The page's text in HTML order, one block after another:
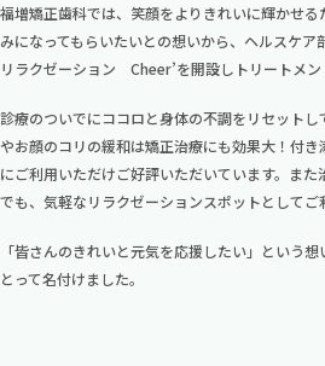
福増矯正歯科では、笑顔をよりきれいに輝かせ
みになってもらいたいとの想いから、ヘルスケア
リラクゼーション Cheer’を開設しトリートメン
診療のついでにココロと身体の不調をリセット
やお顔のコリの緩和は矯正治療にも効果大！付
にご利用いただけご好評いただいています。ま
でも、気軽なリラクゼーションスポットとしてご
「皆さんのきれいと元気を応援したい」という
とって名付けました。